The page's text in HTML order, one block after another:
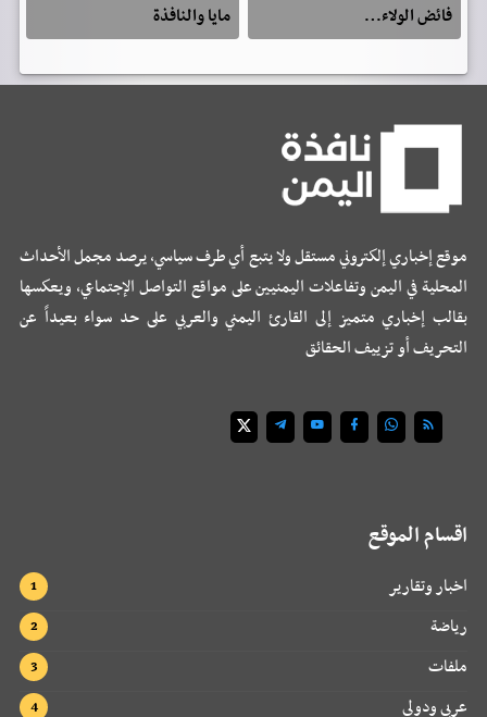
فائض الولاء…
مايا والنافذة
موقع إخباري إلكتروني مستقل ولا يتبع أي طرف سياسي، يرصد مجمل الأحداث
المحلية في اليمن وتفاعلات اليمنيين على مواقع التواصل الإجتماعي، ويعكسها
بقالب إخباري متميز إلى القارئ اليمني والعربي على حد سواء بعيداً عن
التحريف أو تزييف الحقائق
اقسام الموقع
اخبار وتقارير
رياضة
ملفات
عربي ودولي